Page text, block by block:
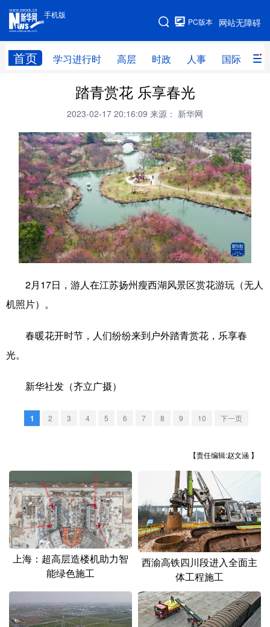
手机版
网站无障碍
PC版本
首页 学习进行时 高层 时政 人事 国际 财
手机版
网站地图
高层 时政
财经 网评
台湾 思客智库 全球连线 教育
科技 科创 量子 体育
文化 书画 健康 军事
访谈 图片 政务
法律 中央文件 金融 汽车
学术中国 乡村振兴 银龄 溯源中国
彩票 娱乐 时尚 悦读
文化产业
北京 天津
辽宁 吉林 上海 江苏
浙江 安徽 福建 江西
山东 河南 湖北 湖南
广东 海南 重庆
四川 贵州 云南 西藏
陕西 甘肃 青海 宁夏
踏青赏花 乐享春光
2023-02-17 20:16:09 来源： 新华网
2月17日，游人在江苏扬州瘦西湖风景区赏花游玩（无人
机照片）。
春暖花开时节，人们纷纷来到户外踏青赏花，乐享春
光。
新华社发（齐立广摄）
1 2 3 4 5 6 7 8 9 10 下一页
【责任编辑:赵文涵 】
上海：超高层造楼机助力智
能绿色施工
西渝高铁四川段进入全面主
体工程施工